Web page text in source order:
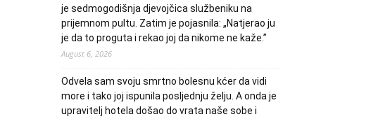
je sedmogodišnja djevojčica službeniku na
prijemnom pultu. Zatim je pojasnila: „Natjerao ju
je da to proguta i rekao joj da nikome ne kaže.”
August 6, 2026
Odvela sam svoju smrtno bolesnu kćer da vidi
more i tako joj ispunila posljednju želju. A onda je
upravitelj hotela došao do vrata naše sobe i